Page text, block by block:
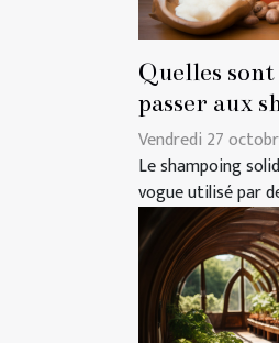
Quelles sont
passer aux
Vendredi 27
Le shampoing
vogue utilisé par